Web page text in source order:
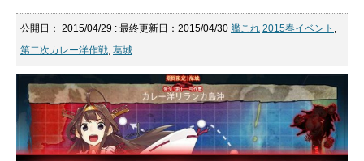
公開日： 2015/04/29 : 最終更新日：2015/04/30 艦これ 2015春イベント ,
第二次カレー洋作戦, 葛城